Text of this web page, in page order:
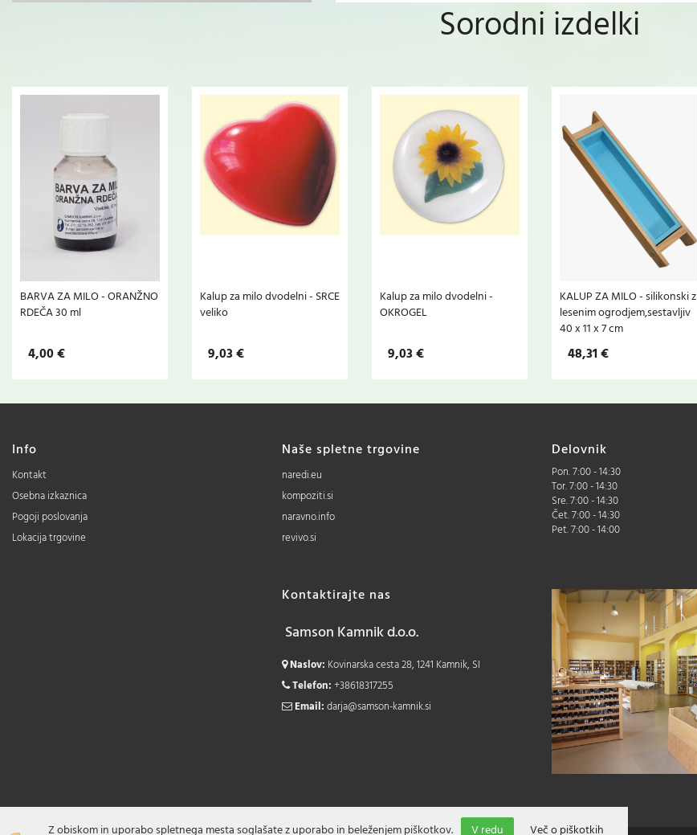
Sorodni izdelki
BARVA ZA MILO - ORANŽNO
RDEČA 30 ml
4,00 €
Kalup za milo dvodelni - SRCE
veliko
9,03 €
Kalup za milo dvodelni -
OKROGEL
9,03 €
KALUP ZA MILO - silikonski z
lesenim ogrodjem,sestavljiv
40 x 11 x 7 cm
48,31 €
Info
Kontakt
Osebna izkaznica
Pogoji poslovanja
Lokacija trgovine
Naše spletne trgovine
naredi.eu
kompoziti.si
naravno.info
revivo.si
Delovnik
Pon. 7:00 - 14:30
Tor. 7:00 - 14:30
Sre. 7:00 - 14:30
Čet. 7:00 - 14:30
Pet. 7:00 - 14:00
Kontaktirajte nas
Samson Kamnik d.o.o.
Naslov: Kovinarska cesta 28, 1241 Kamnik, SI
Telefon:+38618317255
Email:darja@samson-kamnik.si
Z obiskom in uporabo spletnega mesta soglašate z uporabo in beleženjem piškotkov. V redu Več o piškotkih